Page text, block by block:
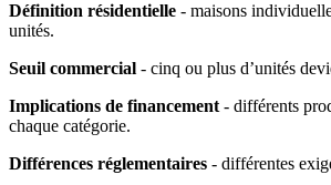
Définition résidentielle - maisons
unités.
Seuil commercial - cinq ou plus d’unités
Implications de financement - différents
chaque catégorie.
Différences réglementaires - différentes